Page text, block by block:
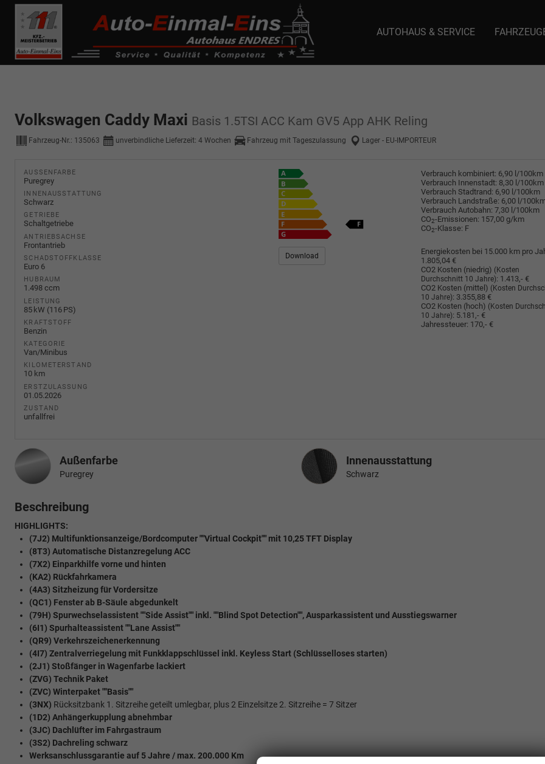
------------ Host Name : selector1._domainkey Points to address or value: selector1-aee-de0k._domainkey.autoeinmaleins.onmicrosoft.com Host
de0k._domainkey.autoeinmaleins.onmicrosoft.com
AUTOHAUS & SERVICE
Volkswagen Caddy Maxi Basis 1.5TSI ACC Kam GV5 App AHK Reling
Fahrzeug-Nr.: 135063 unverbindliche Lieferzeit: 4 Wochen Fahrzeug mit Tageszulassung Lager - EU-IMPORTEUR
AUSSENFARBE
Puregrey
INNENAUSSTATTUNG
Schwarz
GETRIEBE
Schaltgetriebe
ANTRIEBSACHSE
Frontantrieb
SCHADSTOFFKLASSE
Euro 6
HUBRAUM
1.498 ccm
LEISTUNG
85 kW (116 PS)
KRAFTSTOFF
Benzin
KATEGORIE
Van/Minibus
KILOMETERSTAND
10 km
ERSTZULASSUNG
01.05.2026
ZUSTAND
unfallfrei
Verbrauch kombiniert: 6,90 l/100km
Verbrauch Innenstadt: 8,30 l/100km
Verbrauch Stadtrand: 6,90 l/100km
Verbrauch Landstraße: 6,00 l/
Verbrauch Autobahn: 7,30 l/100km
CO2-Emissionen: 157,00 g/km
CO2-Klasse: F
Download
Energiekosten bei 15.000 km pro
1.805,04 €
CO2 Kosten (niedrig) (Kosten
Durchschnitt 10 Jahre): 1.413,- €
CO2 Kosten (mittel) (Kosten
10 Jahre): 3.355,88 €
CO2 Kosten (hoch) (Kosten
10 Jahre): 5.181,- €
Jahressteuer: 170,- €
Außenfarbe
Puregrey
InnenausstattungInnenausstattung
Schwarz
Beschreibung
HIGHLIGHTS:
(7J2) Multifunktionsanzeige/Bordcomputer ""Virtual Cockpit"" mit 10,25 TFT Display
(8T3) Automatische Distanzregelung ACC
(7X2) Einparkhilfe vorne und hinten
(KA2) Rückfahrkamera
(4A3) Sitzheizung für Vordersitze
(QC1) Fenster ab B-Säule abgedunkelt
(79H) Spurwechselassistent ""Side Assist"" inkl. ""Blind Spot Detection"", Ausparkassistent und Ausstiegswarner
(6I1) Spurhalteassistent ""Lane Assist""
(QR9) Verkehrszeichenerkennung
(4I7) Zentralverriegelung mit Funkklappschlüssel inkl. Keyless Start (Schlüsselloses starten)
(2J1) Stoßfänger in Wagenfarbe lackiert
(ZVG) Technik Paket
(ZVC) Winterpaket ""Basis""
(3NX) Rücksitzbank 1. Sitzreihe geteilt umlegbar, plus 2 Einzelsitze 2. Sitzreihe = 7 Sitzer
(1D2) Anhängerkupplung abnehmbar
(3JC) Dachlüfter im Fahrgastraum
(3S2) Dachreling schwarz
Werksanschlussgarantie auf 5 Jahre / max. 200.000 Km